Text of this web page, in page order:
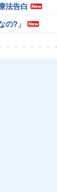
法告白
の?」